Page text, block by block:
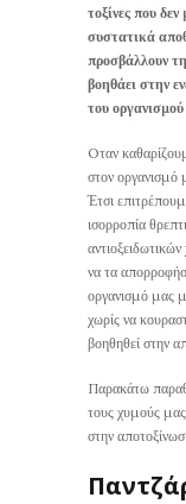
τοξίνες που δεν
συστατικά
προσβάλλουν
βοηθάει στην
του
Oταν
στον οργανισμό
Έτσι
ισορροπία
να τα
οργανισμό μας
χωρίς να
βοηθηθεί στην
Παρακάτω
τους χυμούς
στην